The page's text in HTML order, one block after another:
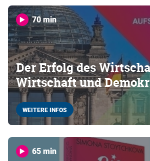
70 min
Der Erfolg des
Wirtschaft und
WEITERE INFOS
65 min